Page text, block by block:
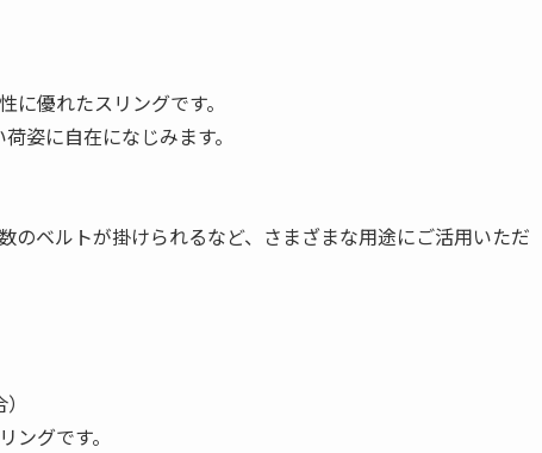
優れたスリングです。
姿に自在になじみます。
のベルトが掛けられるなど、さまざまな用途にご活用いただ
グです。